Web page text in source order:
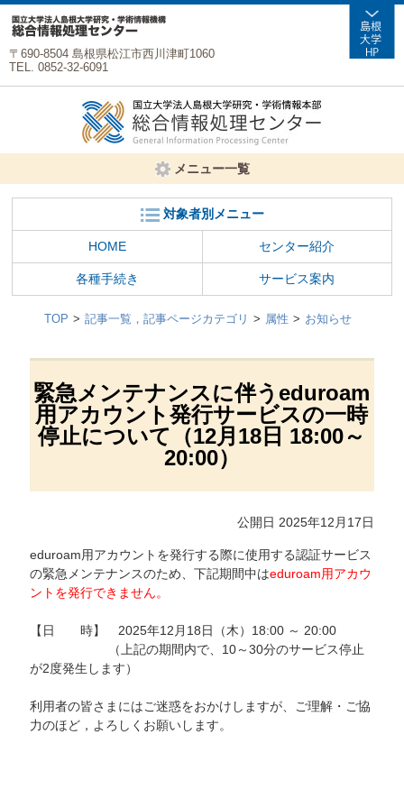
〒690-8504 島根県松江市西川津町1060
TEL. 0852-32-6091
メニュー一覧
対象者別メニュー
HOME センター紹介
各種手続き サービス案内
TOP 記事一覧，記事ページカテゴリ 属性 お知らせ
緊急メンテナンスに伴うeduroam
用アカウント発行サービスの一時
停止について（12月18日 18:00～
20:00）
公開日 2025年12月17日
eduroam用アカウントを発行する際に使用する認証サービス
の緊急メンテナンスのため、下記期間中はeduroam用アカウ
ントを発行できません。
【日 時】 2025年12月18日（木）18:00 ～ 20:00
（上記の期間内で、10～30分のサービス停止
が2度発生します）
利用者の皆さまにはご迷惑をおかけしますが、ご理解・ご協
力のほど，よろしくお願いします。